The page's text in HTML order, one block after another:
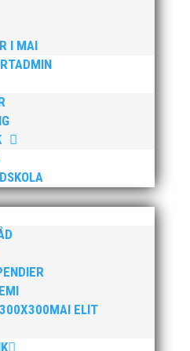
I MAI
MAI ELIT
tidigare
sista träningstillfälle för